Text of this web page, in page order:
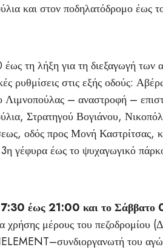
και στον ποδηλατόδρομο έως
τη λήξη για τη διεξαγωγή των
ρυθμίσεις στις εξής οδούς:
– αναστροφή –
Στρατηγού Βογιάνου,
οδός προς Μονή Καστρίτσας,
3η γέφυρα έως το ψυχαγωγικό
έως 21:00 και το
χρήσης μέρους του πεζοδρομίου
του